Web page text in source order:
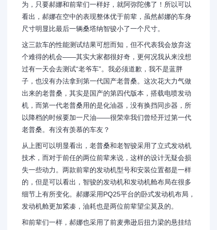
为，只要郝娜和前辈们一样好，就阿弥陀佛了！所以可以
看出，郝娜在空中的表现整体优于前辈，虽然郝娜的车身
尺寸明显比最后一辆桑塔纳智骏小了一个尺寸。
这三款车的性能测试结果可想而知，但不代表我会放弃这
个难得的机会——其实大家都很好奇，更何况我从来没想
过有一天会去测试“老爷车”。我必须道歉，我不是蓝胖
子，也没有办法拿到第一代国产老普桑。这次花大力气做
出来的老普桑，其实是国产的第四代版本，搭载电喷发动
机，而第一代老普桑用的是化油器，没有换挡同步器，所
以降档的时候要加一尺油——很荣幸我们曾经开过第一代
老普桑。有没有羡慕的车友？
从上图可以明显看出，老普桑和老智骏采用了立式发动机
技术，而对于前任的两位前辈来说，这样的设计无疑会损
失一些动力。两款前辈的发动机型号和安装位置都是一样
的，但是可以看出，智骏的发动机和发动机舱布局在很多
细节上有所变化。郝娜采用PQ25平台的卧式发动机布局，
发动机舱更加紧凑，油耗也是两位前辈望尘莫及的。
和前辈们一样，郝娜也采用了前麦弗逊后扭力梁的悬挂结